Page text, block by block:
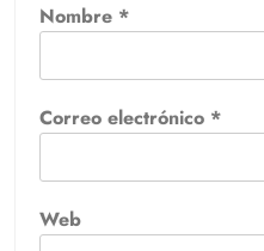
Nombre *
Correo electrónico *
Web